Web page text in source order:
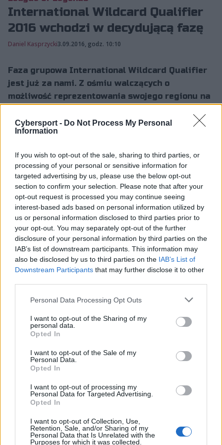
Cybersport - Do Not Process My Personal
Information
If you wish to opt-out of the sale, sharing to third parties, or
processing of your personal or sensitive information for
targeted advertising by us, please use the below opt-out
section to confirm your selection. Please note that after your
opt-out request is processed you may continue seeing
interest-based ads based on personal information utilized by
us or personal information disclosed to third parties prior to
your opt-out. You may separately opt-out of the further
disclosure of your personal information by third parties on the
IAB’s list of downstream participants. This information may
also be disclosed by us to third parties on the IAB’s List of
Downstream Participants that may further disclose it to other
Personal Data Processing Opt Outs
I want to opt-out of the Sharing of my
personal data.
Opted In
I want to opt-out of the Sale of my
Personal Data.
Opted In
I want to opt-out of processing my
Personal Data for Targeted Advertising.
Opted In
I want to opt-out of Collection, Use,
Retention, Sale, and/or Sharing of my
Personal Data that Is Unrelated with the
Purposes for which it was collected.
International Wildcard Qualifier
2016 wchodzi w decydującą fazę
Daniel Kasprzycki3.09.2016, godz. 10:10
Faza grupowa International Wildcard Qualifier
jest już za nami. Z ośmiu walczących o
możliwość reprezentowania swojego regionu na
za nami. Z ośmiu walczących o możliwość
reprezentowania swojego regionu na Mistrzostwach
Świata 2016 w League of Legends drużyn zostały już
tylko cztery. W decydującym etapie IWCQ zespół z
pierwszego miejsca tabeli fazy grupowej podejmie
ekipę z czwartej pozycji, a formacja, która uzyskała
drugą lokatę powalczy z zespołem z najniższego
stopnia podium.
Najlepsza czwórka fazy grupowej IWCQ prezentuje się
następująco:
Dark Passage (Turcja)
Albus NoX Luna (Rosja)
Już dziś o godzinie 23:00 czasu polskiego odbędzie się
pojedynek, który wyłoni pierwszego uczestnika
Mistrzostw Świata 2016 z regionów należących do IWC.
W pierwszym meczu ostatniej fazy IWCQ zobaczymy
Lyon Gaming oraz Albus NoX Luna (dawniej Hard
Random). Drugie starcie odbędzie się w niedziele o
21:00, a na arenę w São Paulo wyjdą rodzimi INTZ e-